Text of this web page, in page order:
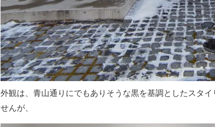
外観は、青山通りにでもありそうな黒を基調としたスタ
せんが、